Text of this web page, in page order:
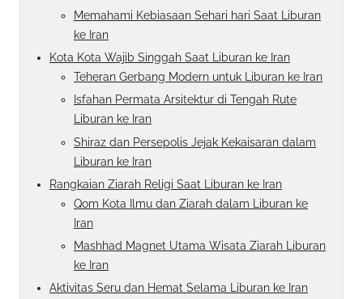
Memahami Kebiasaan Sehari hari Saat Liburan
ke Iran
Kota Kota Wajib Singgah Saat Liburan ke Iran
Teheran Gerbang Modern untuk Liburan ke Iran
Isfahan Permata Arsitektur di Tengah Rute
Liburan ke Iran
Shiraz dan Persepolis Jejak Kekaisaran dalam
Liburan ke Iran
Rangkaian Ziarah Religi Saat Liburan ke Iran
Qom Kota Ilmu dan Ziarah dalam Liburan ke
Iran
Mashhad Magnet Utama Wisata Ziarah Liburan
ke Iran
Aktivitas Seru dan Hemat Selama Liburan ke Iran